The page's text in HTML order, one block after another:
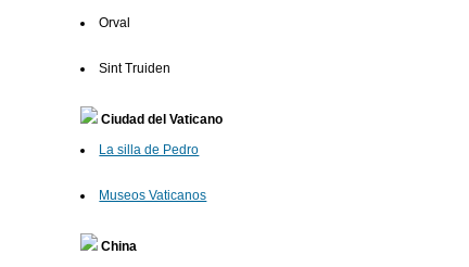
Orval
Sint Truiden
Ciudad del Vaticano
La silla de Pedro
Museos Vaticanos
China